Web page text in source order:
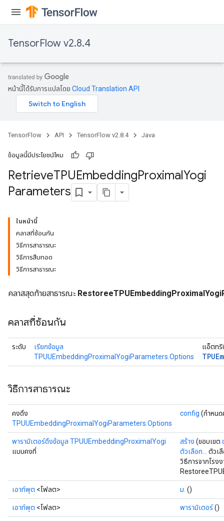
TensorFlow v2.8.4
หน้านี้ได้รับการแปลโดย Cloud Translation API
TensorFlow API TensorFlow v2.8.4 Java
ข้อมูลนี้มีประโยชน์ไหม
RetrieveTPUEmbeddingProximalYogi
Parameters
ในหน้านี้
คลาสที่ซ้อนกัน
วิธีการสาธารณะ
วิธีการสืบทอด
วิธีการสาธารณะ
คลาสสุดท้ายสาธารณะ
คลาสที่ซ้อนกัน
ระดับ
เรียกข้อมูล
TPUUEmbeddingProximalYogiParameters.Options
แอ็ตทริ
วิธีการสาธารณะ
คงดึง
TPUUEmbeddingProximalYogiParameters.Options
config (กำหน
พารามิเตอร์ดึงข้อมูล TPUUEmbeddingProximalYogi
แบบคงที่
สร้าง (ขอบเขต
ตัวเลือก...
ตัวเ
วิธีการจากโรง
เอาท์พุต <โฟลต> ม. ()
เอาท์พุต <โฟลต> พารามิเตอร์()